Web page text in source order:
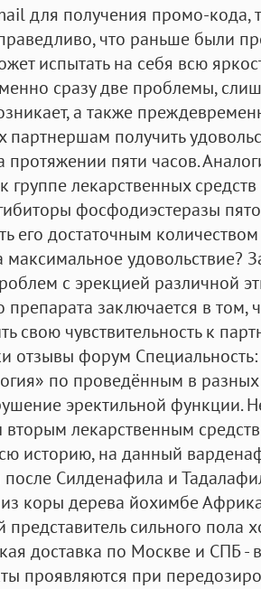
для получения промо-кода,
что раньше были
испытать на себя всю
сразу две проблемы,
а также
партнершам получить
протяжении пяти часов.
группе лекарственных
фосфодиэстеразы
его достаточным
максимальное удовольствие?
с эрекцией различной
заключается в том,
свою чувствительность к
отзывы форум
по проведённым в
эректильной функции.
лекарственным
историю, на данный
после Силденафила и
коры дерева йохимбе
сильного пола
доставка по Москве и СПБ -
проявляются при